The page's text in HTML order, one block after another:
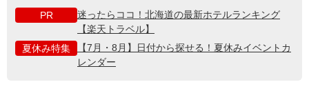
PR
迷ったらココ！北海道の最新ホテルランキング
【楽天トラベル】
夏休み特集
【7月・8月】日付から探せる！夏休みイベントカ
レンダー